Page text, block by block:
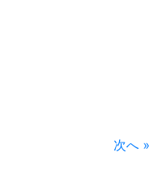
次へ »